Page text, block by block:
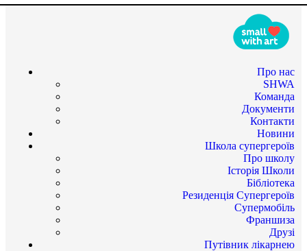
Про нас
SHWA
Команда
Документи
Контакти
Новини
Школа супергероїв
Про школу
Історія Школи
Бібліотека
Резиденція Супергероїв
Супермобіль
Франшиза
Друзі
Путівник лікарнею